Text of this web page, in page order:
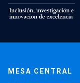
MESA CENTRAL